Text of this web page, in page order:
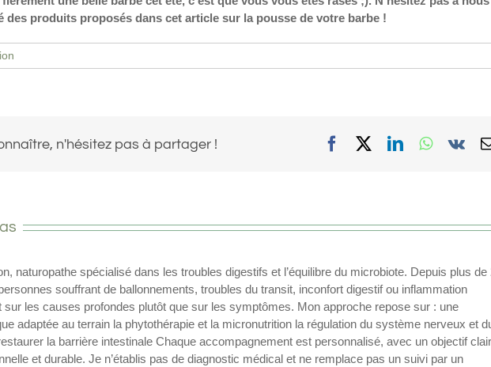
des produits proposés dans cet article sur la pousse de votre barbe !
n'hésitez pas à partager ! FacebookLinkedInVk
naturopathe spécialisé dans les troubles digestifs et l’équilibre du microbiote. Depuis plus de
souffrant de ballonnements, troubles du transit, inconfort digestif ou inflammation
sur les causes profondes plutôt que sur les symptômes. Mon approche repose sur : une
adaptée au terrain la phytothérapie et la micronutrition la régulation du système nerveux et
la barrière intestinale Chaque accompagnement est personnalisé, avec un objectif
et durable. Je n’établis pas de diagnostic médical et ne remplace pas un suivi par un